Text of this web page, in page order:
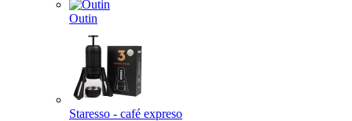
Outin
Staresso - café expreso